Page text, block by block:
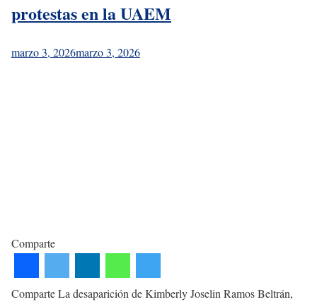
protestas en la UAEM
marzo 3, 2026marzo 3, 2026
Comparte
Comparte La desaparición de Kimberly Joselin Ramos Beltrán,